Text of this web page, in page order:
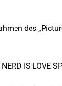
des
IS LOVE